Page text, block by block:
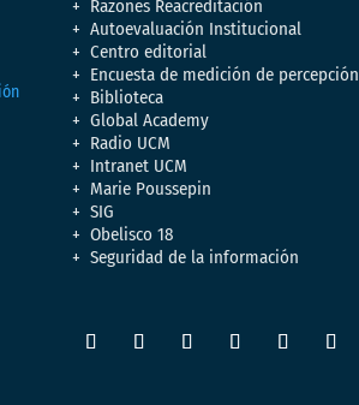
Razones Reacreditación
Autoevaluación Institucional
Centro editorial
Encuesta de medición de percepción
Biblioteca
Global Academy
Radio UCM
Intranet UCM
Marie Poussepin
SIG
Obelisco 18
Seguridad de la información